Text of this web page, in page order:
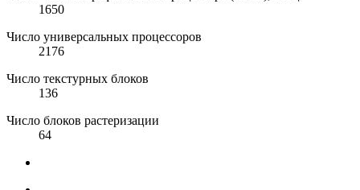
1650
Число универсальных процессоров
2176
Число текстурных блоков
136
Число блоков растеризации
64